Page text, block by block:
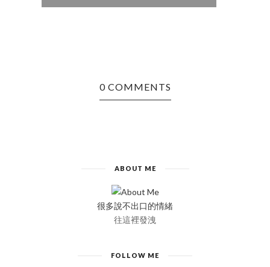
0 COMMENTS
ABOUT ME
很多說不出口的情緒
往這裡發洩
FOLLOW ME